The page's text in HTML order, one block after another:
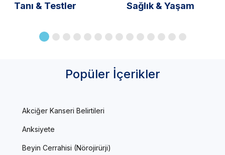
Tanı & Testler Sağlık & Yaşam
Popüler İçerikler
Akciğer Kanseri Belirtileri
Anksiyete
Beyin Cerrahisi (Nörojirürji)